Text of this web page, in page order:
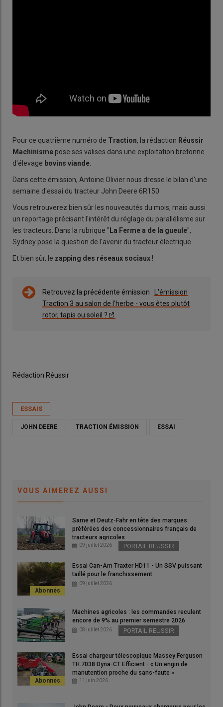
Pour ce quatrième numéro de Traction, la rédaction Réussir
Machinisme pose ses valises dans une exploitation bretonne
d'élevage bovins viande
Dans cette émission, Antoine Olivier nous dresse le bilan d'une
semaine d'essai du tracteur John Deere 6R150.
Vous retrouverez bien sûr les nouveautés du mois, mais aussi
un reportage précisant l'intérêt du réglage du parallélisme sur
les tracteurs. Dans la rubrique " La Ferme a de la gueule",
Sydney pose la question de l'avenir du tracteur électrique.
Et bien sûr, le zapping des réseaux sociaux !
Retrouvez la précédente émission :
L'émission
Traction 3 au salon de l’herbe - vous êtes plutôt
rotor, tapis ou soleil ?
Rédaction Réussir
ESSAIS
JOHN DEERE TRACTION ÉMISSION ESSAI
VOUS AIMEREZ AUSSI
Same et Deutz-Fahr en tête des marques
préférées des concessionnaires français de
tracteurs agricoles
09 juillet 2026 PORTAIL REUSSIR
Essai Can-Am Traxter HD11 - Un SSV puissant
taillé pour le franchissement
09 juillet 2026
Machines agricoles : les commandes reculent
encore de 9% au premier semestre 2026
08 juillet 2026 PORTAIL REUSSIR
Essai chargeur télescopique Massey Ferguson
TH.7038 Dyna-CT Efficient - « Un engin de
manutention proche du sans-faute »
11 juin 2026